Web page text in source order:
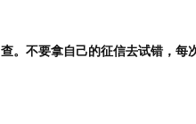
。不要拿自己的征信去试错，每